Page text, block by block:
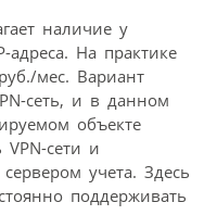
наличие у
адреса. На практике
мес. Вариант
сеть, и в данном
объекте
сети и
учета. Здесь
поддерживать